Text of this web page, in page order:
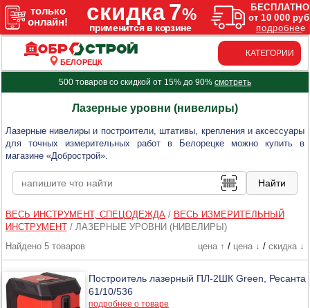
БЕЛОРЕЦК
КАТЕГОРИИ
500 товаров со скидкой от 15% до 90% смотреть
Лазерные уровни (нивелиры)
Лазерные нивелиры и построители, штативы, крепления и аксессуары
для точных измерительных работ в Белорецке можно купить в
магазине «Добрострой».
ВЕСЬ ИНСТРУМЕНТ, СПЕЦОДЕЖДА/ ВЕСЬ ИЗМЕРИТЕЛЬНЫЙ
ИНСТРУМЕНТ/ ЛАЗЕРНЫЕ УРОВНИ (НИВЕЛИРЫ)
Найдено 5 товаров
цена ↑ / цена ↓ / скидка ↓
Построитель лазерный ПЛ-2ШК Green, Ресанта
61/10/536
подробнее о товаре